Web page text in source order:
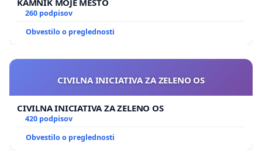
260 podpisov
Obvestilo o preglednosti
CIVILNA INICIATIVA ZA ZELENO OS
CIVILNA INICIATIVA ZA ZELENO OS
420 podpisov
Obvestilo o preglednosti